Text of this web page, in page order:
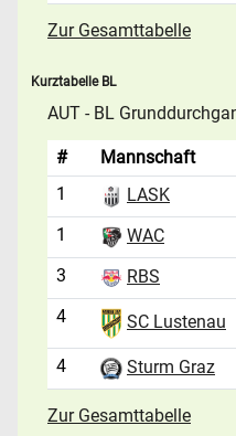
Zur Gesamttabelle
Kurztabelle BL
AUT - BL
# Mannschaft
1
LASK
1
WAC
3
RBS
4
SC Lustenau
4 Sturm Graz
Zur Gesamttabelle